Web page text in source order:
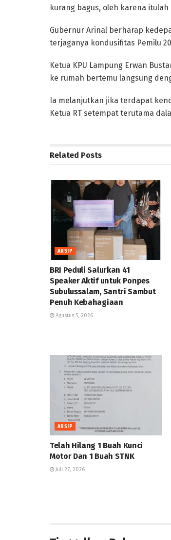
kurang bagus, oleh karena
Gubernur Arinal berharap
terjaganya kondusifitas Pemilu
Ketua KPU Lampung Erwan
ke rumah bertemu langsung
Ia melanjutkan jika terdapat
Ketua RT setempat terutama
Related Posts
ARSIP
BRI Peduli Salurkan 41
Speaker Aktif untuk Ponpes
Subulussalam, Santri Sambut
Penuh Kebahagiaan
Agustus 5, 2026
ARSIP
Telah Hilang 1 Buah Kunci
Motor Dan 1 Buah STNK
Juli 27, 2026